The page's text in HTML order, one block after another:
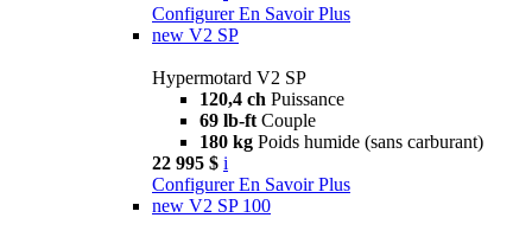
Configurer En Savoir Plus
new V2 SP
Hypermotard V2 SP
120,4 ch Puissance
69 lb-ft Couple
180 kg Poids humide (sans carburant)
22 995 $ i
Configurer En Savoir Plus
new V2 SP 100